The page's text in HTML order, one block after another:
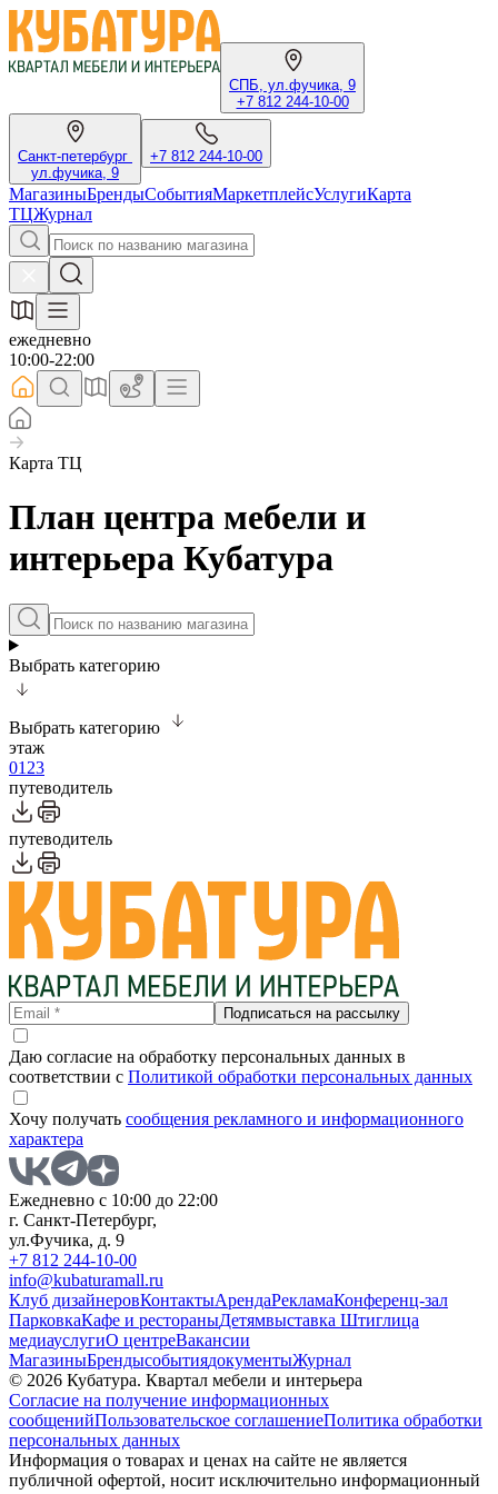
СПБ, ул.фучика, 9
+7 812 244-10-00
Санкт-петербург
ул.фучика, 9
+7 812 244-10-00
МагазиныБрендыСобытияМаркетплейсУслугиКарта
ТЦЖурнал
ежедневно
10:00-22:00
Карта ТЦ
План центра мебели и
интерьера Кубатура
Выбрать категорию
Выбрать категорию
этаж
01 23
путеводитель
путеводитель
Подписаться на рассылку
Даю согласие на обработку персональных данных в
соответствии с Политикой обработки персональных данных
Хочу получать сообщения рекламного и информационного
характера
Ежедневно с 10:00 до 22:00
г. Санкт-Петербург,
ул.Фучика, д. 9
+7 812 244-10-00
info@kubaturamall.ru
Клуб дизайнеровКонтактыАрендаРекламаКонференц-зал
ПарковкаКафе и рестораныДетямвыставка Штиглица
медиауслугиО центреВакансии
МагазиныБрендысобытиядокументыЖурнал
© 2026 Кубатура. Квартал мебели и интерьера
Согласие на получение информационных
сообщенийПользовательское соглашениеПолитика обработки
персональных данных
Информация о товарах и ценах на сайте не является
публичной офертой, носит исключительно информационный